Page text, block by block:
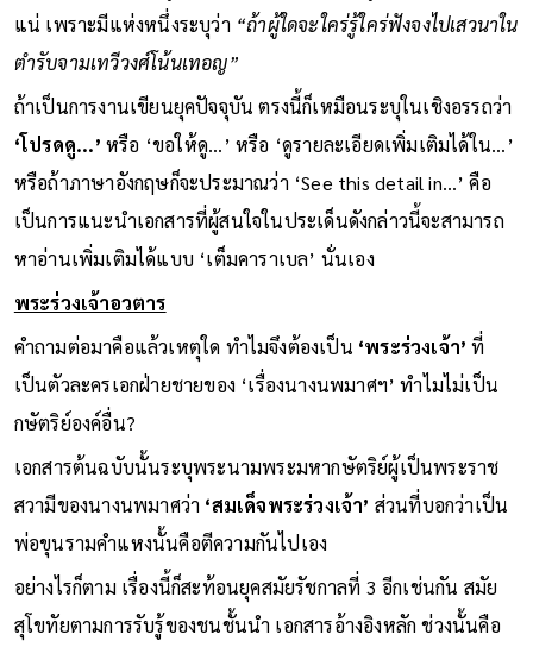
แน่ เพราะมีแห่งหนึ่งระบุว่า “ถ้าผู้ใดจะใคร่รู้ใคร่ฟังจงไปเสวนาใน
ตำรับจามเทวีวงศ์โน้นเทอญ”
ถ้าเป็นการงานเขียนยุคปัจจุบัน ตรงนี้ก็เหมือนระบุในเชิงอรรถว่า
‘โปรดดู...’หรือ ‘ขอให้ดู...’ หรือ ‘ดูรายละเอียดเพิ่มเติมได้ใน...’
หรือถ้าภาษาอังกฤษก็จะประมาณว่า ‘See this detail in…’ คือ
เป็นการแนะนำเอกสารที่ผู้สนใจในประเด็นดังกล่าวนี้จะสามารถ
หาอ่านเพิ่มเติมได้แบบ ‘เต็มคาราเบล’ นั่นเอง
พระร่วงเจ้าอวตาร
คำถามต่อมาคือแล้วเหตุใด ทำไมจึงต้องเป็น ‘พระร่วงเจ้า’ที่
เป็นตัวละครเอกฝ่ายชายของ ‘เรื่องนางนพมาศฯ’ ทำไมไม่เป็น
กษัตริย์องค์อื่น?
เอกสารต้นฉบับนั้นระบุพระนามพระมหากษัตริย์ผู้เป็นพระราช
สวามีของนางนพมาศว่า ‘สมเด็จพระร่วงเจ้า’ ส่วนที่บอกว่าเป็น
พ่อขุนรามคำแหงนั้นคือตีความกันไปเอง
อย่างไรก็ตาม เรื่องนี้ก็สะท้อนยุคสมัยรัชกาลที่ 3 อีกเช่นกัน สมัย
สุโขทัยตามการรับรู้ของชนชั้นนำ เอกสารอ้างอิงหลัก ช่วงนั้นคือ